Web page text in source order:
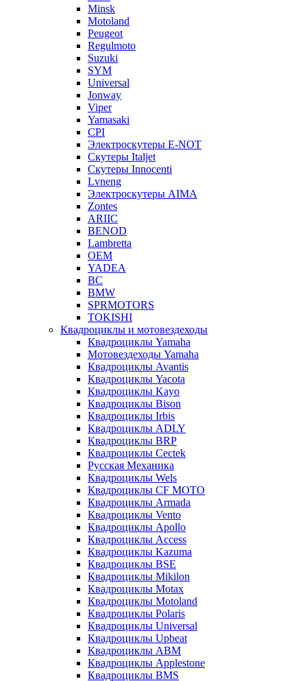
Minsk
Motoland
Peugeot
Regulmoto
Suzuki
SYM
Universal
Jonway
Viper
Yamasaki
CPI
Электроскутеры E-NOT
Скутеры Italjet
Скутеры Innocenti
Lvneng
Электроскутеры AIMA
Zontes
ARIIC
BENOD
Lambretta
OEM
YADEA
BC
BMW
SPRMOTORS
TOKISHI
Квадроциклы и мотовездеходы
Квадроциклы Yamaha
Мотовездеходы Yamaha
Квадроциклы Avantis
Квадроциклы Yacota
Квадроциклы Kayo
Квадроциклы Bison
Квадроциклы Irbis
Квадроциклы ADLY
Квадроциклы BRP
Квадроциклы Cectek
Русская Механика
Квадроциклы Wels
Квадроциклы CF MOTO
Квадроциклы Armada
Квадроциклы Vento
Квадроциклы Apollo
Квадроциклы Access
Квадроциклы Kazuma
Квадроциклы BSE
Квадроциклы Mikilon
Квадроциклы Motax
Квадроциклы Motoland
Квадроциклы Polaris
Квадроциклы Universal
Квадроциклы Upbeat
Квадроциклы ABM
Квадроциклы Applestone
Квадроциклы BMS